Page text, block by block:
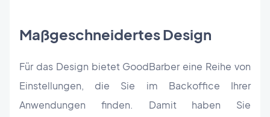
Maßgeschneidertes Design
Für das Design bietet GoodBarber eine Reihe von
Einstellungen, die Sie im Backoffice Ihrer
Anwendungen finden. Damit haben Sie